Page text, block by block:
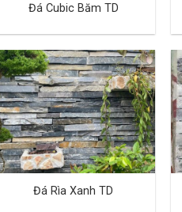
Đá Cubic Băm TD
Đá Rìa Xanh TD